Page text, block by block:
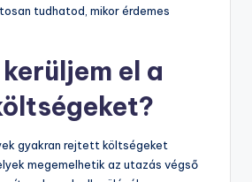
tudhatod, mikor érdemes
el a
gyakran rejtett költségeket
megemelhetik az utazás végső